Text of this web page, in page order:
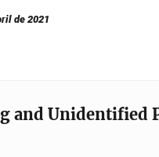
de 2021
and Unidentified